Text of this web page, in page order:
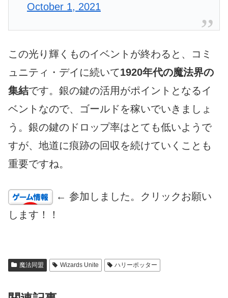
October 1, 2021
この光り輝くものイベントが終わると、コミ
ュニティ・デイに続いて1920年代の魔法界の
集結です。銀の鍵の活用がポイントとなるイ
ベントなので、ゴールドを稼いでいきましょ
う。銀の鍵のドロップ率はとても低いようで
すが、地道に痕跡の回収を続けていくことも
重要ですね。
← 参加しました。クリックお願い
します！！
魔法同盟 Wizards Unite ハリーポッター